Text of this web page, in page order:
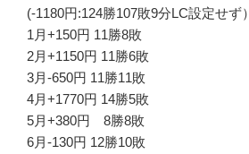
(-1180円:124勝107敗9分LC設定せず）
1月+150円 11勝8敗
2月+1150円 11勝6敗
3月-650円 11勝11敗
4月+1770円 14勝5敗
5月+380円 8勝8敗
6月-130円 12勝10敗